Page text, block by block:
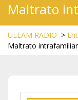
Maltrato
ULEAM RADIO >
Maltrato